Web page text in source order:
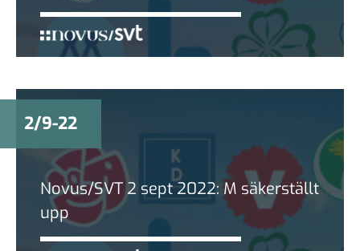
2/9-22
Novus/SVT 2 sept 2022: M säkerställt
upp